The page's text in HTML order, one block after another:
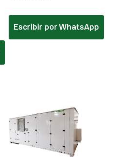
Escribir por WhatsApp